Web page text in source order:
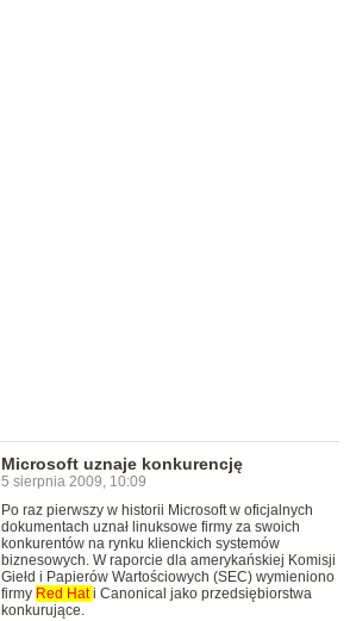
Microsoft uznaje konkurencję
5 sierpnia 2009, 10:09
Po raz pierwszy w historii Microsoft w oficjalnych
dokumentach uznał linuksowe firmy za swoich
konkurentów na rynku klienckich systemów
biznesowych. W raporcie dla amerykańskiej Komisji
Giełd i Papierów Wartościowych (SEC) wymieniono
firmy Red Hati Canonical jako przedsiębiorstwa
konkurujące.